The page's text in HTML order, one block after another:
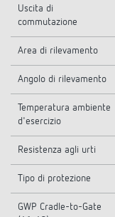
Uscita di
commutazione
Area di rilevamento
Angolo di rilevamento
Temperatura ambiente
d'esercizio
Resistenza agli urti
Tipo di protezione
GWP Cradle-to-Gate